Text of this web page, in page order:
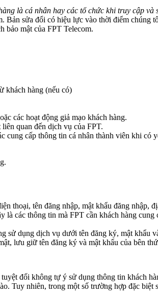
là cá nhân hay các tổ chức khi truy cập và
sửa đổi có hiệu lực vào thời điểm
bảo mật của FPT Telecom.
khách hàng (nếu có)
các hoạt động giả mạo khách hàng.
quan đến dịch vụ của FPT.
cấp thông tin cá nhân thành viên khi có
thoại, tên đăng nhập, mật khẩu đăng
các thông tin mà FPT cần khách hàng
sử dụng dịch vụ dưới tên đăng ký, mật
lưu giữ tên đăng ký và mật khẩu của bên
đối không tự ý sử dụng thông tin khách
Tuy nhiên, trong một số trường hợp đặc